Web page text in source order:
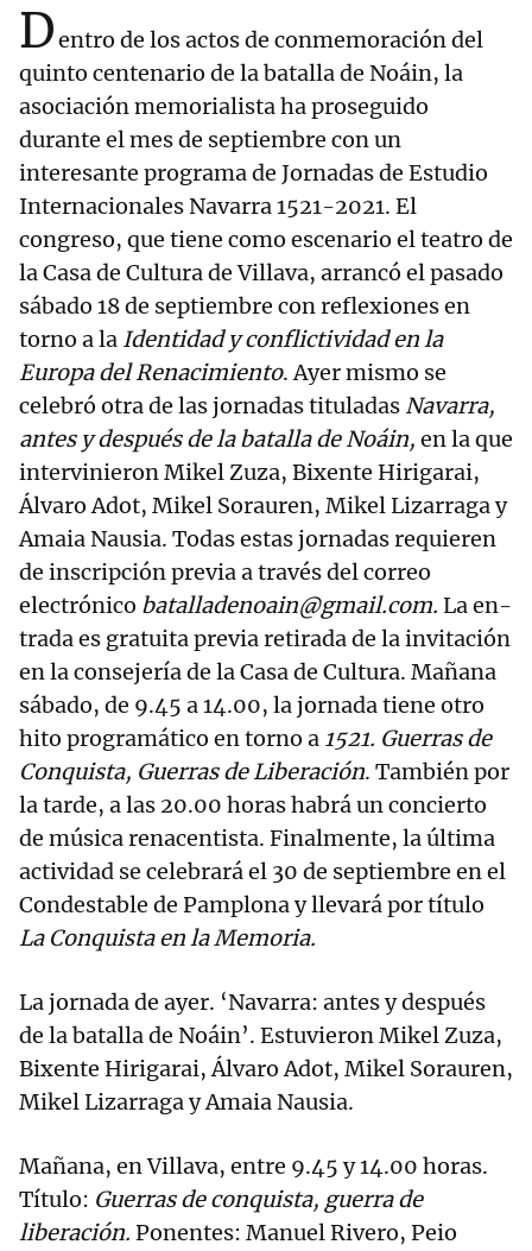
Dentro de los actos de conmemoración del
quinto centenario de la batalla de Noáin, la
asociación memorialista ha proseguido
durante el mes de septiembre con un
interesante programa de Jornadas de Estudio
Internacionales Navarra 1521-2021. El
congreso, que tiene como escenario el teatro de
la Casa de Cultura de Villava, arrancó el pasado
sábado 18 de septiembre con reflexiones en
torno a la Identidad y conflictividad en la
Europa del Renacimiento. Ayer mismo se
celebró otra de las jornadas tituladas Navarra,
antes y después de la batalla de Noáin, en la que
intervinieron Mikel Zuza, Bixente Hirigarai,
Álvaro Adot, Mikel Sorauren, Mikel Lizarraga y
Amaia Nausia. Todas estas jornadas requieren
de inscripción previa a través del correo
electrónico batalladenoain@gmail.com. La en-
trada es gratuita previa retirada de la invitación
en la consejería de la Casa de Cultura. Mañana
sábado, de 9.45 a 14.00, la jornada tiene otro
hito programático en torno a 1521. Guerras de
Conquista, Guerras de Liberación. También por
la tarde, a las 20.00 horas habrá un concierto
de música renacentista. Finalmente, la última
actividad se celebrará el 30 de septiembre en el
Condestable de Pamplona y llevará por título
La Conquista en la Memoria.
La jornada de ayer. ‘Navarra: antes y después
de la batalla de Noáin’. Estuvieron Mikel Zuza,
Bixente Hirigarai, Álvaro Adot, Mikel Sorauren,
Mikel Lizarraga y Amaia Nausia.
Mañana, en Villava, entre 9.45 y 14.00 horas.
Título: Guerras de conquista, guerra de
liberación. Ponentes: Manuel Rivero, Peio